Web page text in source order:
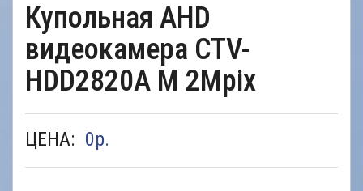
РАБОТЫ
КОНТАКТЫ
Купольная AHD
видеокамера CTV-
HDD2820A M 2Mpix
ЦЕНА: 0р.